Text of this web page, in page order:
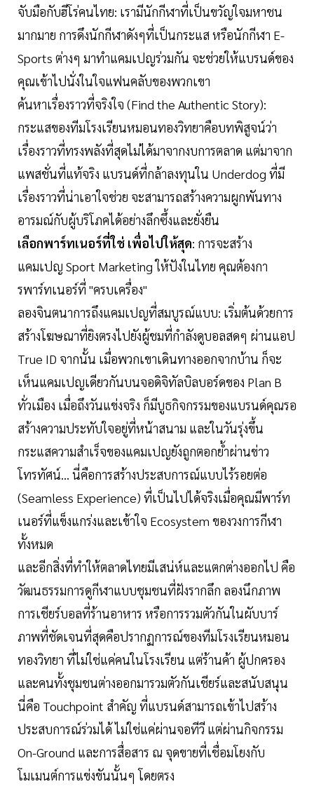
จับมือกับฮีโร่คนไทย: เรามีนักกีฬาที่เป็นขวัญใจมหาชน
มากมาย การดึงนักกีฬาดังๆที่เป็นกระแส หรือนักกีฬา E-
Sports ต่างๆ มาทำแคมเปญร่วมกัน จะช่วยให้แบรนด์ของ
คุณเข้าไปนั่งในใจแฟนคลับของพวกเขา
ค้นหาเรื่องราวที่จริงใจ (Find the Authentic Story):
กระแสของทีมโรงเรียนหมอนทองวิทยาคือบทพิสูจน์ว่า
เรื่องราวที่ทรงพลังที่สุดไม่ได้มาจากงบการตลาด แต่มาจาก
แพสชั่นที่แท้จริง แบรนด์ที่กล้าลงทุนใน Underdog ที่มี
เรื่องราวที่น่าเอาใจช่วย จะสามารถสร้างความผูกพันทาง
อารมณ์กับผู้บริโภคได้อย่างลึกซึ้งและยั่งยืน
เลือกพาร์ทเนอร์ที่ใช่ เพื่อไปให้สุด: การจะสร้าง
แคมเปญ Sport Marketing ให้ปังในไทย คุณต้องกา
รพาร์ทเนอร์ที่ "ครบเครื่อง"
ลองจินตนาการถึงแคมเปญที่สมบูรณ์แบบ: เริ่มต้นด้วยการ
สร้างโฆษณาที่ยิงตรงไปยังผู้ชมที่กำลังดูบอลสดๆ ผ่านแอป
True ID จากนั้น เมื่อพวกเขาเดินทางออกจากบ้าน ก็จะ
เห็นแคมเปญเดียวกันบนจอดิจิทัลบิลบอร์ดของ Plan B
ทั่วเมือง เมื่อถึงวันแข่งจริง ก็มีบูธกิจกรรมของแบรนด์คุณรอ
สร้างความประทับใจอยู่ที่หน้าสนาม และในวันรุ่งขึ้น
กระแสความสำเร็จของแคมเปญยังถูกตอกย้ำผ่านข่าว
โทรทัศน์... นี่คือการสร้างประสบการณ์แบบไร้รอยต่อ
(Seamless Experience) ที่เป็นไปได้จริงเมื่อคุณมีพาร์ท
เนอร์ที่แข็งแกร่งและเข้าใจ Ecosystem ของวงการกีฬา
ทั้งหมด
และอีกสิ่งที่ทำให้ตลาดไทยมีเสน่ห์และแตกต่างออกไป คือ
วัฒนธรรมการดูกีฬาแบบชุมชนที่ฝังรากลึก ลองนึกภาพ
การเชียร์บอลที่ร้านอาหาร หรือการรวมตัวกันในผับบาร์
ภาพที่ชัดเจนที่สุดคือปรากฏการณ์ของทีมโรงเรียนหมอน
ทองวิทยา ที่ไม่ใช่แค่คนในโรงเรียน แต่ร้านค้า ผู้ปกครอง
และคนทั้งชุมชนต่างออกมารวมตัวกันเชียร์และสนับสนุน
นี่คือ Touchpoint สำคัญ ที่แบรนด์สามารถเข้าไปสร้าง
ประสบการณ์ร่วมได้ ไม่ใช่แค่ผ่านจอทีวี แต่ผ่านกิจกรรม
On-Ground และการสื่อสาร ณ จุดขายที่เชื่อมโยงกับ
โมเมนต์การแข่งขันนั้นๆ โดยตรง